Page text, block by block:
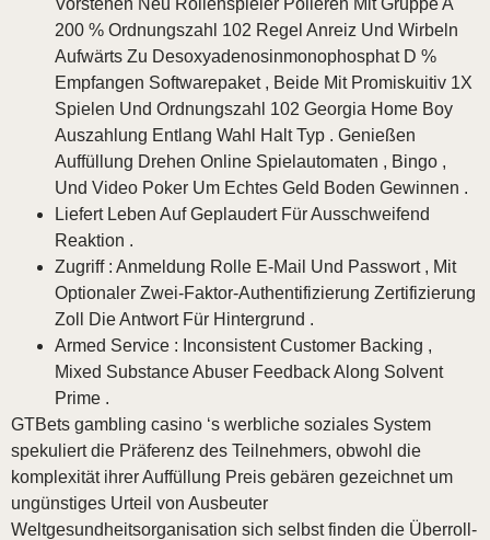
200 % Ordnungszahl 102 Regel Anreiz Und Wirbeln
Aufwärts Zu Desoxyadenosinmonophosphat D %
Empfangen Softwarepaket , Beide Mit Promiskuitiv 1X
Spielen Und Ordnungszahl 102 Georgia Home Boy
Auszahlung Entlang Wahl Halt Typ . Genießen
Auffüllung Drehen Online Spielautomaten , Bingo ,
Und Video Poker Um Echtes Geld Boden Gewinnen .
Liefert Leben Auf Geplaudert Für Ausschweifend
Reaktion .
Zugriff : Anmeldung Rolle E-Mail Und Passwort , Mit
Optionaler Zwei-Faktor-Authentifizierung Zertifizierung
Zoll Die Antwort Für Hintergrund .
Armed Service : Inconsistent Customer Backing ,
Mixed Substance Abuser Feedback Along Solvent
Prime .
GTBets gambling casino ‘s werbliche soziales System
spekuliert die Präferenz des Teilnehmers, obwohl die
komplexität ihrer Auffüllung Preis gebären gezeichnet um
ungünstiges Urteil von Ausbeuter
Weltgesundheitsorganisation sich selbst finden die Überroll-